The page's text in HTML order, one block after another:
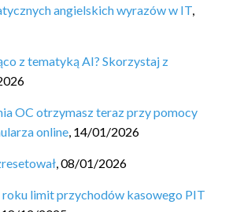
angielskich wyrazów w IT,
z tematyką AI? Skorzystaj z
OC otrzymasz teraz przy pomocy
online, 14/01/2026
,08/01/2026
limit przychodów kasowego PIT